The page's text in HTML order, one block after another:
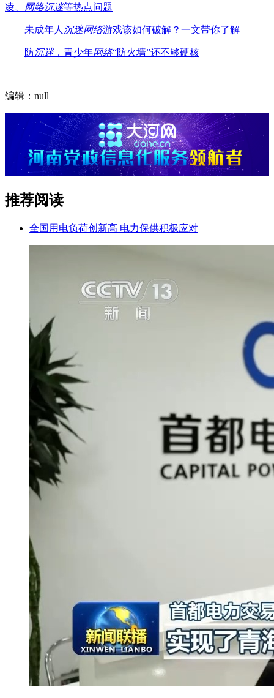
凌、 网络沉迷等热点问题
未成年人沉迷网络游戏该如何破解？一文带你了解
防沉迷，青少年网络“防火墙”还不够硬核
编辑：null
推荐阅读
全国用电负荷创新高 电力保供积极应对